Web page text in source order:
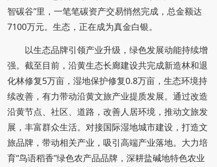
智碳谷”里，一笔笔碳资产交易悄然完成，总金额达
7100万元。生态，正在成为真金白银。
以生态品牌引领产业升级，绿色发展动能持续增
强。截至目前，沿黄生态长廊建设共完成新造林和退
化林修复5万亩，湿地保护修复0.8万亩，生态环境持
续改善，有力带动沿黄文旅产业提质发展。通过改造
沿黄节点、社区、道路，改善人居环境，推动文旅发
展，丰富群众生活。对接国际湿地城市建设，打造文
旅品牌，带动相关产业，吸引高端产业落地。大力培
育“鸟语稻香”绿色农产品品牌，深耕盐碱地特色农业